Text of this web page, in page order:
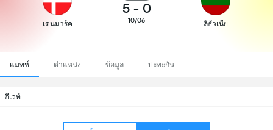
เดนมาร์ค
5 - 0
10/06 ลิธัวเนีย
แมทช์ ตำแหน่ง ข้อมูล ปะทะกัน
อีเวท์